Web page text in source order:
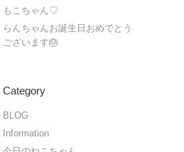
もこちゃん♡
らんちゃんお誕生日おめでとう
ございます🎂
Category
BLOG
Information